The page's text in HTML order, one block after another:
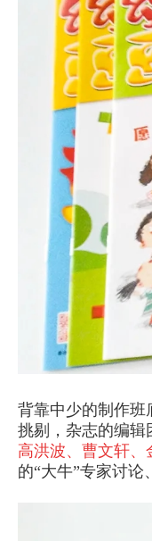
背靠中少的制作班
挑剔，杂志的编辑
高洪波、曹文轩
的“大牛”专家讨论